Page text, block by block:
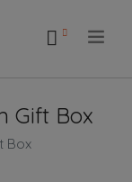
Gift Box
Box